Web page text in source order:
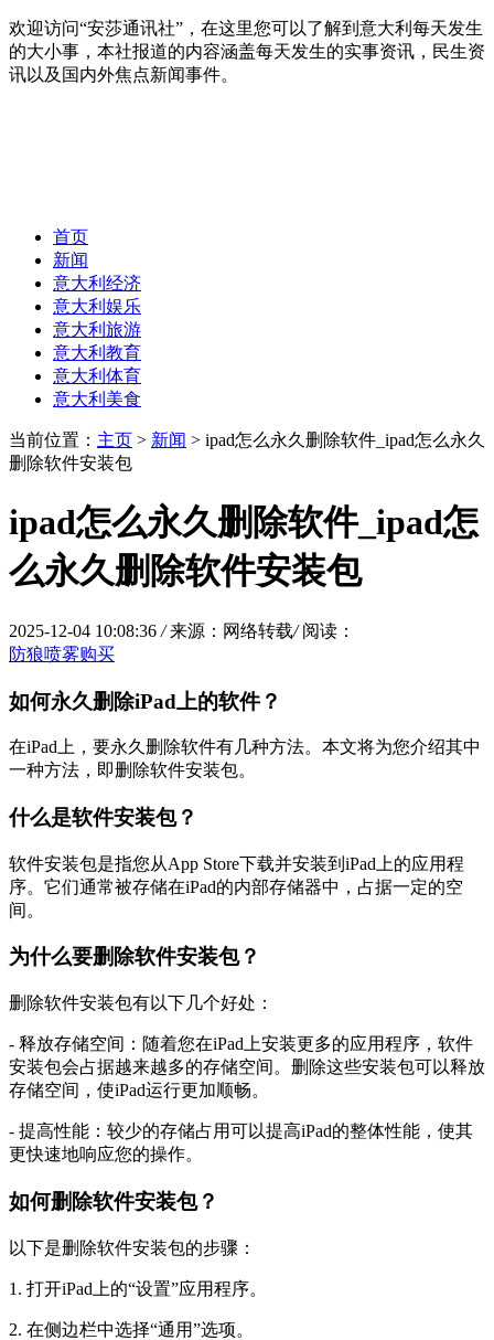
欢迎访问“安莎通讯社”，在这里您可以了解到意大利每天发生
的大小事，本社报道的内容涵盖每天发生的实事资讯，民生资
讯以及国内外焦点新闻事件。
首页
新闻
意大利经济
意大利娱乐
意大利旅游
意大利教育
意大利体育
意大利美食
当前位置： 主页 > 新闻 > ipad怎么永久删除软件_ipad怎么永久
删除软件安装包
ipad怎么永久删除软件_ipad怎
么永久删除软件安装包
2025-12-04 10:08:36 / 来源：网络转载/ 阅读：
防狼喷雾购买
如何永久删除iPad上的软件？
在iPad上，要永久删除软件有几种方法。本文将为您介绍其中
一种方法，即删除软件安装包。
什么是软件安装包？
软件安装包是指您从App Store下载并安装到iPad上的应用程
序。它们通常被存储在iPad的内部存储器中，占据一定的空
间。
为什么要删除软件安装包？
删除软件安装包有以下几个好处：
- 释放存储空间：随着您在iPad上安装更多的应用程序，软件
安装包会占据越来越多的存储空间。删除这些安装包可以释放
存储空间，使iPad运行更加顺畅。
- 提高性能：较少的存储占用可以提高iPad的整体性能，使其
更快速地响应您的操作。
如何删除软件安装包？
以下是删除软件安装包的步骤：
1. 打开iPad上的“设置”应用程序。
2. 在侧边栏中选择“通用”选项。